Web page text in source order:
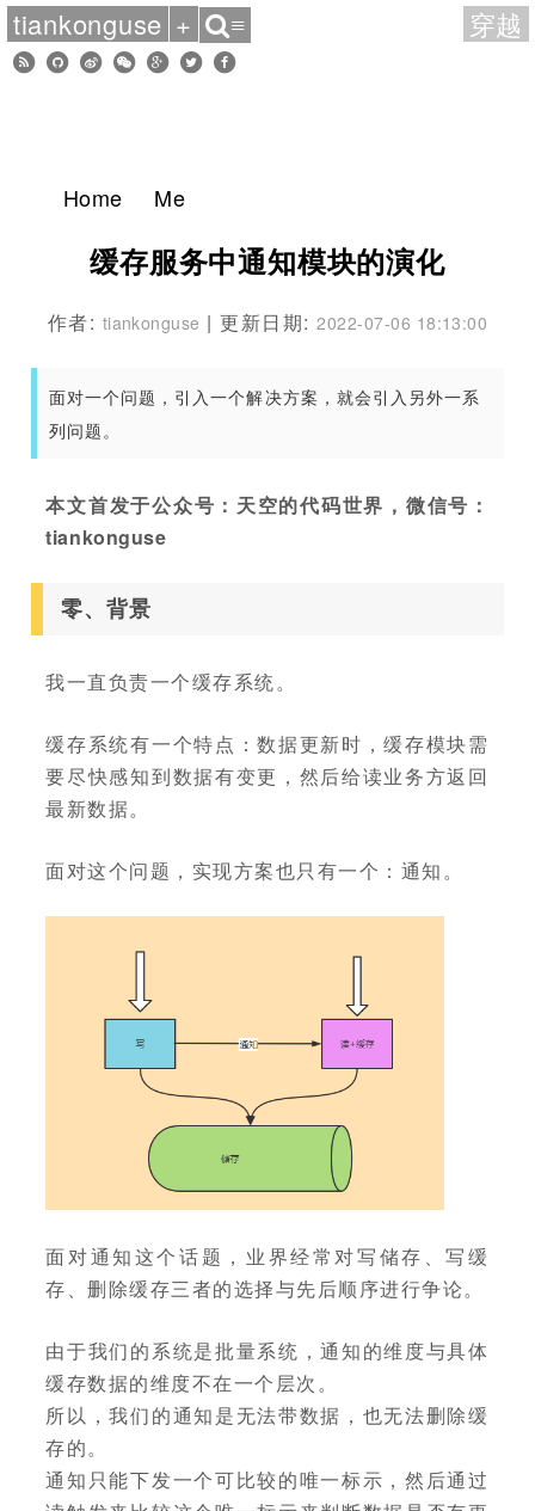
Home Me
缓存服务中通知模块的演化
作者: tiankonguse | 更新日期:2022-07-06 18:13:00
面对一个问题，引入一个解决方案，就会引入另外一系
列问题。
本文首发于公众号：天空的代码世界，微信号：
tiankonguse
零、背景
我一直负责一个缓存系统。
缓存系统有一个特点：数据更新时，缓存模块需
要尽快感知到数据有变更，然后给读业务方返回
最新数据。
面对这个问题，实现方案也只有一个：通知。
面对通知这个话题，业界经常对写储存、写缓
存、删除缓存三者的选择与先后顺序进行争论。
由于我们的系统是批量系统，通知的维度与具体
缓存数据的维度不在一个层次。
所以，我们的通知是无法带数据，也无法删除缓
存的。
通知只能下发一个可比较的唯一标示，然后通过
tiankonguse + ≡ 穿越